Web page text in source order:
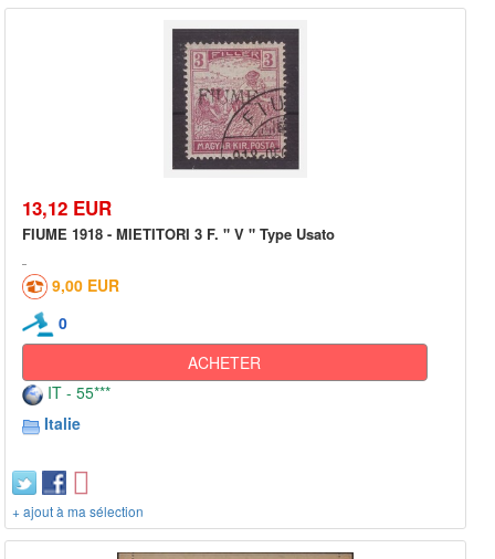
13,12 EUR
FIUME 1918 - MIETITORI 3 F. " V " Type Usato
9,00 EUR
0
ACHETER
IT - 55***
Italie
+ ajout à ma sélection